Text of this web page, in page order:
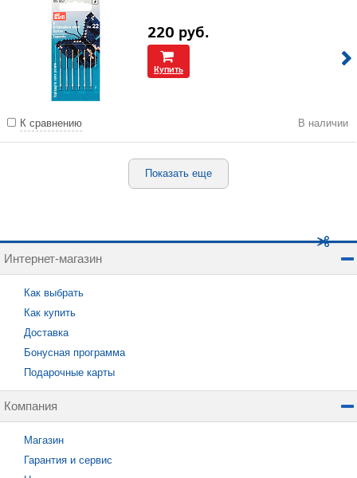
220 руб.
Купить
К сравнению В наличии
Показать еще
Интернет-магазин
Как выбрать
Как купить
Доставка
Бонусная программа
Подарочные карты
Компания
Магазин
Гарантия и сервис